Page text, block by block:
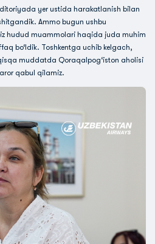
yer ustida harakatlanish bilan
Ammo bugun ushbu
hudud muammolari haqida juda muhim
bo‘ldik. Toshkentga uchib kelgach,
muddatda Qoraqalpog‘iston aholisi
qabul qilamiz.